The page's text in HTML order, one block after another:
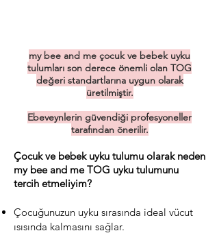
my bee and me çocuk ve bebek uyku
tulumları son derece önemli olan TOG
değeri standartlarına uygun olarak
üretilmiştir.
Ebeveynlerin güvendiği profesyoneller
tarafından önerilir.
Çocuk ve bebek uyku tulumu olarak neden
my bee and me TOG uyku tulumunu
tercih etmeliyim?
Çocuğunuzun uyku sırasında ideal vücut
ısısında kalmasını sağlar.